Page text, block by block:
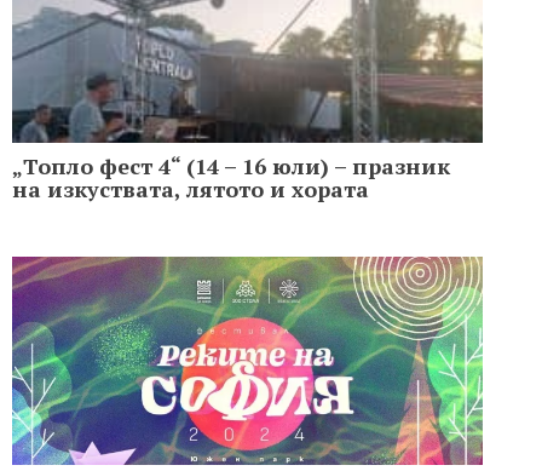
„Топло фест 4“ (14 – 16 юли) – празник
на изкуствата, лятото и хората